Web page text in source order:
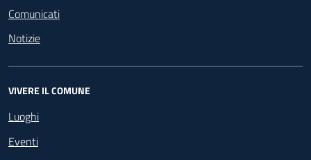
Comunicati
Notizie
VIVERE IL COMUNE
Luoghi
Eventi